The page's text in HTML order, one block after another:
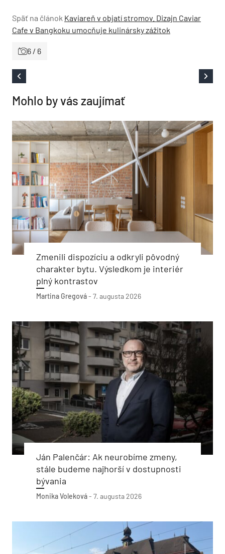
Späť na článok Kaviareň v objatí stromov. Dizajn Caviar
Cafe v Bangkoku umocňuje kulinársky zážitok
6 / 6
Mohlo by vás zaujímať
Zmenili dispozíciu a odkryli pôvodný
charakter bytu. Výsledkom je interiér
plný kontrastov
Martina Gregová- 7. augusta 2026
Ján Palenčár: Ak neurobíme zmeny,
stále budeme najhorší v dostupnosti
bývania
Monika Voleková- 7. augusta 2026